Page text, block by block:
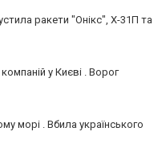
ракети "Онікс", Х-31П та
у Києві . Ворог
морі . Вбила українського